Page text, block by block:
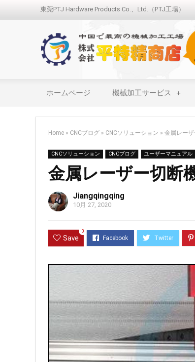
東莞PTJ Hardware Products Co.、Ltd.（PTJ工場）
ホームページ 機械加工サービス
Home » CNCブログ » CNCソリューション » 金属レー
CNCソリューション CNCブログ ユーザーマニュアル
金属レーザー切断
Jiangqingqing
10月 27, 2020
Save
0